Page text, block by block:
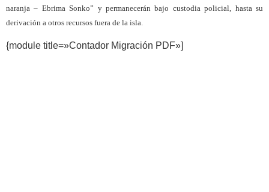
naranja – Ebrima Sonko” y permanecerán bajo custodia policial, hasta su
derivación a otros recursos fuera de la isla.
{module title=»Contador Migración PDF»]